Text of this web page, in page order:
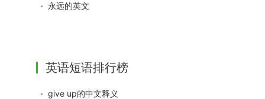
永远的英文
英语短语排行榜
give up的中文释义